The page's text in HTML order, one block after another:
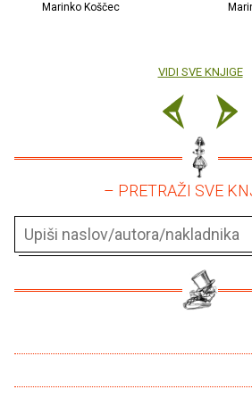
Marinko Koščec
VIDI SVE KNJIGE
– PRETRAŽI SVE